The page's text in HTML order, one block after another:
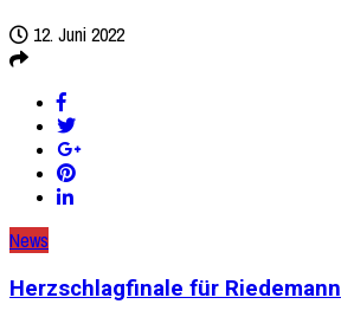
12. Juni 2022
News
Herzschlagfinale für Riedemann